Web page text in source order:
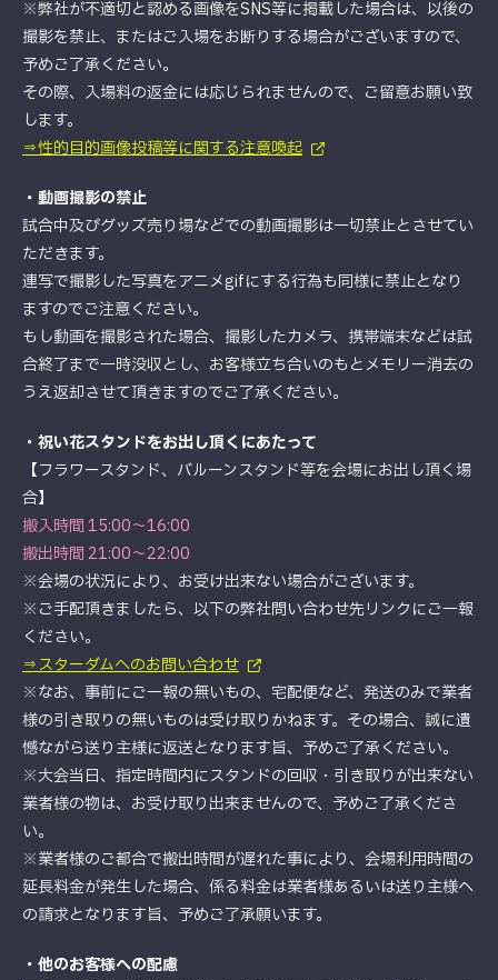
※弊社が不適切と認める画像をSNS等に掲載した場合は、以後の
撮影を禁止、またはご入場をお断りする場合がございますので、
予めご了承ください。
その際、入場料の返金には応じられませんので、ご留意お願い致
します。
⇒性的目的画像投稿等に関する注意喚起
・動画撮影の禁止
試合中及びグッズ売り場などでの動画撮影は一切禁止とさせてい
ただきます。
連写で撮影した写真をアニメgifにする行為も同様に禁止となり
ますのでご注意ください。
もし動画を撮影された場合、撮影したカメラ、携帯端末などは試
合終了まで一時没収とし、お客様立ち合いのもとメモリー消去の
うえ返却させて頂きますのでご了承ください。
・祝い花スタンドをお出し頂くにあたって
【フラワースタンド、バルーンスタンド等を会場にお出し頂く場
合】
搬入時間 15:00～16:00
搬出時間 21:00～22:00
※会場の状況により、お受け出来ない場合がございます。
※ご手配頂きましたら、以下の弊社問い合わせ先リンクにご一報
ください。
⇒スターダムへのお問い合わせ
※なお、事前にご一報の無いもの、宅配便など、発送のみで業者
様の引き取りの無いものは受け取りかねます。その場合、誠に遺
憾ながら送り主様に返送となります旨、予めご了承ください。
※大会当日、指定時間内にスタンドの回収・引き取りが出来ない
業者様の物は、お受け取り出来ませんので、予めご了承くださ
い。
※業者様のご都合で搬出時間が遅れた事により、会場利用時間の
延長料金が発生した場合、係る料金は業者様あるいは送り主様へ
の請求となります旨、予めご了承願います。
・他のお客様への配慮